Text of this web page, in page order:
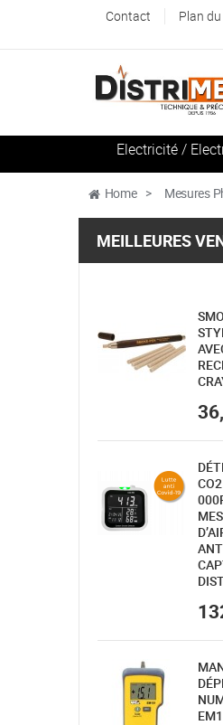
Contact Plan
Electricité /
Home > Mesures
MEILLEURES